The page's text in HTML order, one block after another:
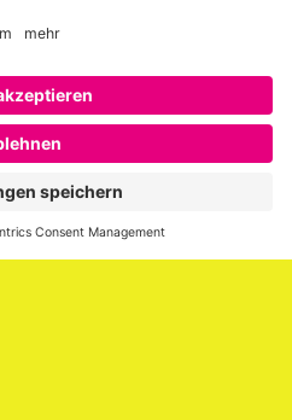
Hesse. Seit 2009 schreibt
Branding,